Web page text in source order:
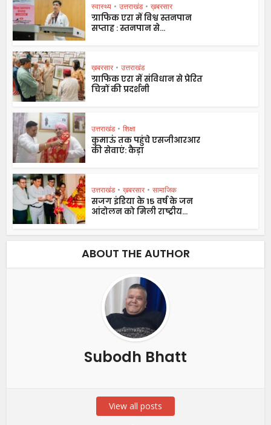
स्वास्थ्य • उत्तराखंड • ख़बरसार
ग्राफिक एरा में विश्व स्तनपान
सप्ताह : स्तनपान से...
ख़बरसार • उत्तराखंड
ग्राफिक एरा में संविधान से प्रेरित
चित्रों की प्रदर्शनी
उत्तराखंड • शिक्षा
कुमाऊं तक पहुंचे एसजीआरआर
की सेवाएं: कैड़ा
उत्तराखंड • ख़बरसार • सामाजिक
सजग इंडिया के 15 वर्ष के जन
आंदोलन को मिली राष्ट्रीय...
ABOUT THE AUTHOR
Subodh Bhatt
View all posts